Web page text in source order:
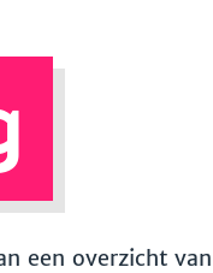
een overzicht van